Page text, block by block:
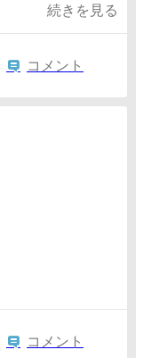
続きを見る
コメント
コメント